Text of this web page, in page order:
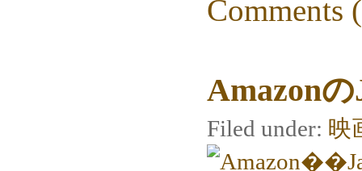
Comments
Amazon
Filed under: 映